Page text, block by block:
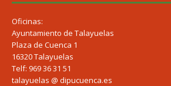
Oficinas:
Ayuntamiento de Talayuelas
Plaza de Cuenca 1
16320 Talayuelas
Telf: 969 36 31 51
talayuelas @ dipucuenca.es